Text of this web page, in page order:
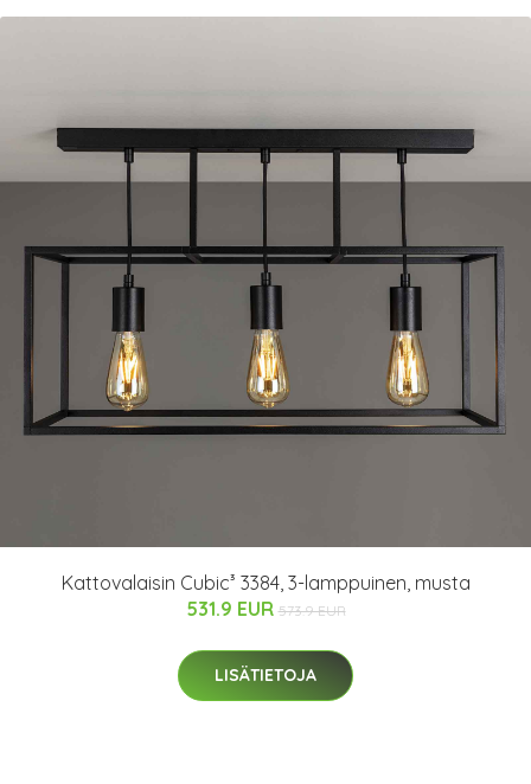
Kattovalaisin Cubic³ 3384, 3-lamppuinen, musta
531.9 EUR 573.9 EUR
LISÄTIETOJA